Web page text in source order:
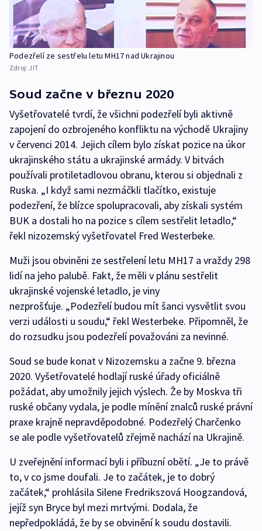
Podezřelí ze sestřelu letu MH17 nad Ukrajinou
Zdroj: JIT
Soud začne v březnu 2020
Vyšetřovatelé tvrdí, že všichni podezřelí byli aktivně
zapojení do ozbrojeného konfliktu na východě Ukrajiny
v červenci 2014. Jejich cílem bylo získat pozice na úkor
ukrajinského státu a ukrajinské armády. V bitvách
používali protiletadlovou obranu, kterou si objednali z
Ruska. „I když sami nezmáčkli tlačítko, existuje
podezření, že blízce spolupracovali, aby získali systém
BUK a dostali ho na pozice s cílem sestřelit letadlo,“
řekl nizozemský vyšetřovatel Fred Westerbeke.
Muži jsou obviněni ze sestřelení letu MH17 a vraždy 298
lidí na jeho palubě. Fakt, že měli v plánu sestřelit
ukrajinské vojenské letadlo, je viny
nezprošťuje. „Podezřelí budou mít šanci vysvětlit svou
verzi události u soudu,“ řekl Westerbeke. Připomněl, že
do rozsudku jsou podezřelí považováni za nevinné.
Soud se bude konat v Nizozemsku a začne 9. března
2020. Vyšetřovatelé hodlají ruské úřady oficiálně
požádat, aby umožnily jejich výslech. Že by Moskva tři
ruské občany vydala, je podle mínění znalců ruské právní
praxe krajně nepravděpodobné. Podezřelý Charčenko
se ale podle vyšetřovatelů zřejmě nachází na Ukrajině.
U zveřejnění informací byli i příbuzní obětí. „Je to právě
to, v co jsme doufali. Je to začátek, je to dobrý
začátek,“ prohlásila Silene Fredrikszová Hoogzandová,
jejíž syn Bryce byl mezi mrtvými. Dodala, že
nepředpokládá, že by se obvinění k soudu dostavili.